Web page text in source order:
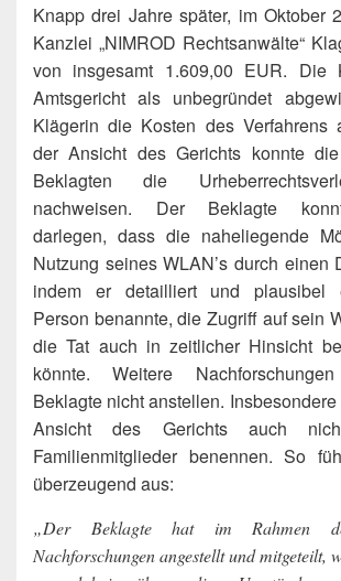
Knapp drei Jahre später, im Oktober
Kanzlei „NIMROD Rechtsanwälte“
von insgesamt 1.609,00 EUR. Die
Amtsgericht als unbegründet
Klägerin die Kosten des Verfahrens
der Ansicht des Gerichts konnte
Beklagten die
nachweisen. Der Beklagte
darlegen, dass die naheliegende
Nutzung seines WLAN’s durch einen
indem er detailliert und plausibel
Person benannte, die Zugriff auf sein
die Tat auch in zeitlicher Hinsicht
könnte. Weitere
Beklagte nicht anstellen.
Ansicht des Gerichts auch
Familienmitglieder benennen. So
überzeugend aus:
„Der Beklagte hat im Rahmen
Nachforschungen angestellt und mitgeteilt,